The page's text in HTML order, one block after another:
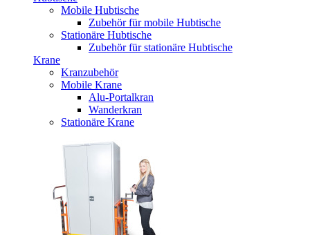
Mobile Hubtische
Zubehör für mobile Hubtische
Stationäre Hubtische
Zubehör für stationäre Hubtische
Krane
Kranzubehör
Mobile Krane
Alu-Portalkran
Wanderkran
Stationäre Krane